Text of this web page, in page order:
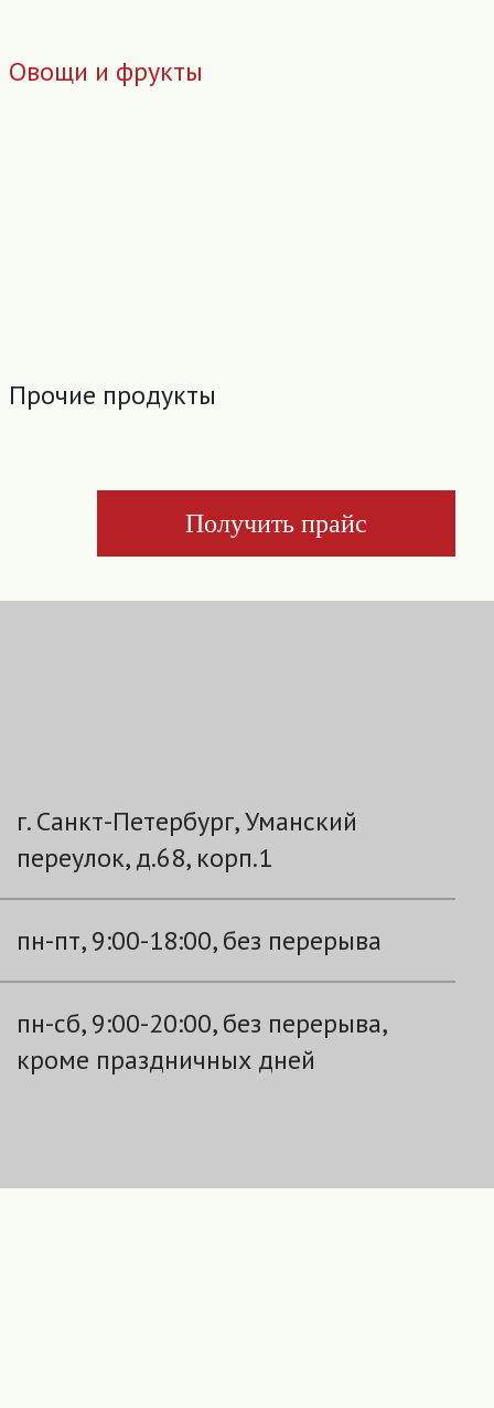
Овощи и фрукты
Прочие продукты
Получить прайс
г. Санкт-Петербург, Уманский
переулок, д.68, корп.1
пн-пт, 9:00-18:00, без перерыва
пн-сб, 9:00-20:00, без перерыва,
кроме праздничных дней